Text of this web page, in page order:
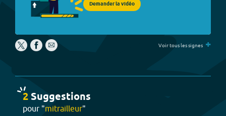
Demander la vidéo
Voir tous les signes +
2Suggestions
pour "mitrailleur"